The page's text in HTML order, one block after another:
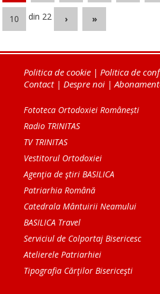
10 din 22 › »
Politica de cookie | Politica de
Contact| Despre noi |
Fototeca Ortodoxiei Românești
Radio TRINITAS
TV TRINITAS
Vestitorul Ortodoxiei
Agenţia de ştiri BASILICA
Patriarhia Română
Catedrala Mântuirii Neamului
BASILICA Travel
Serviciul de Colportaj Bisericesc
Atelierele Patriarhiei
Tipografia Cărţilor Bisericeşti